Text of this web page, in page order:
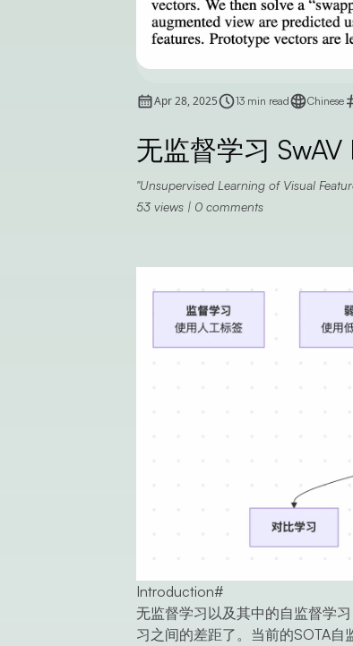
Apr 28, 2025 13 min read Chinese
无监督学习
Unsupervised Learning of Visual
53 views | 0 comments
Introduction#
无监督学习以及其中的自监督学
习之间的差距了。当前的SOTA